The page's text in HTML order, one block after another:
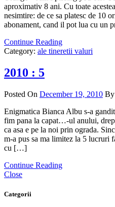
aproximativ 8 ani. Cu toate
nesimtire: de ce sa platesc de 10
abonament, cand il pot lua cu un
Continue Reading
Category: ale tineretii valuri
2010 : 5
Posted On December 19, 2010 By
Enigmatica Bianca Albu s-a
fim pana la capat…-ul anului,
ca asa e pe la noi prin ograda.
m-a pus sa ma limitez la 5 lucruri
cu […]
Continue Reading
Close
Categorii